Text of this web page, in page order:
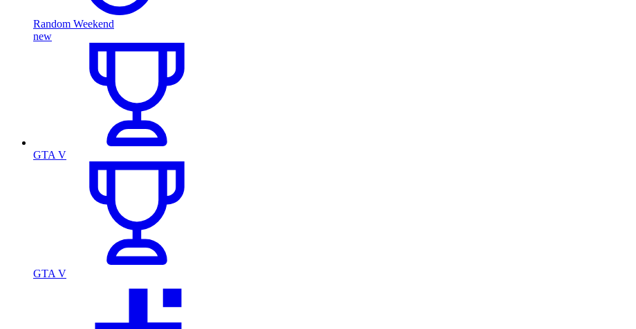
Random Weekend
new
GTA V
GTA V